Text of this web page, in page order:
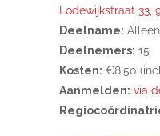
Lodewijkstraat 33,
Deelname:
Deelnemers: 15
Kosten: €8,50
Aanmelden: via